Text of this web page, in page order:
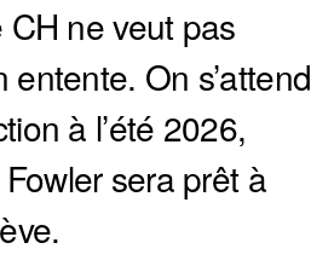
CH ne veut pas
On s’attend
à l’été 2026,
sera prêt à